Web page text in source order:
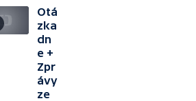
Otá
zka
dn
e +
Zpr
ávy
ze